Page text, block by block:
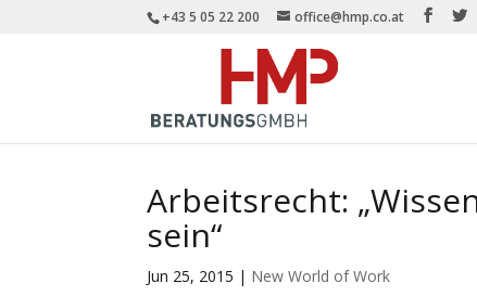
+43 5 05 22 200 office@hmp.co.at
Arbeitsrecht:
sein“
Jun 25, 2015 | New World of Work